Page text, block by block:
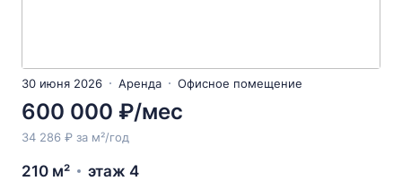
30 июня 2026 Аренда Офисное помещение
600 000 ₽/мес
34 286 ₽ за м²/год
210 м² этаж 4